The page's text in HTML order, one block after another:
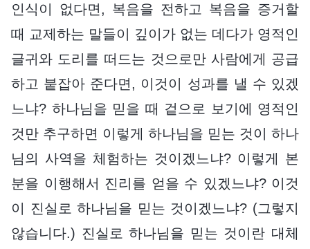
인식이 없다면, 복음을 전하고 복음을 증거할
때 교제하는 말들이 깊이가 없는 데다가 영적인
글귀와 도리를 떠드는 것으로만 사람에게 공급
하고 붙잡아 준다면, 이것이 성과를 낼 수 있겠
느냐? 하나님을 믿을 때 겉으로 보기에 영적인
것만 추구하면 이렇게 하나님을 믿는 것이 하나
님의 사역을 체험하는 것이겠느냐? 이렇게 본
분을 이행해서 진리를 얻을 수 있겠느냐? 이것
이 진실로 하나님을 믿는 것이겠느냐? (그렇지
않습니다.) 진실로 하나님을 믿는 것이란 대체